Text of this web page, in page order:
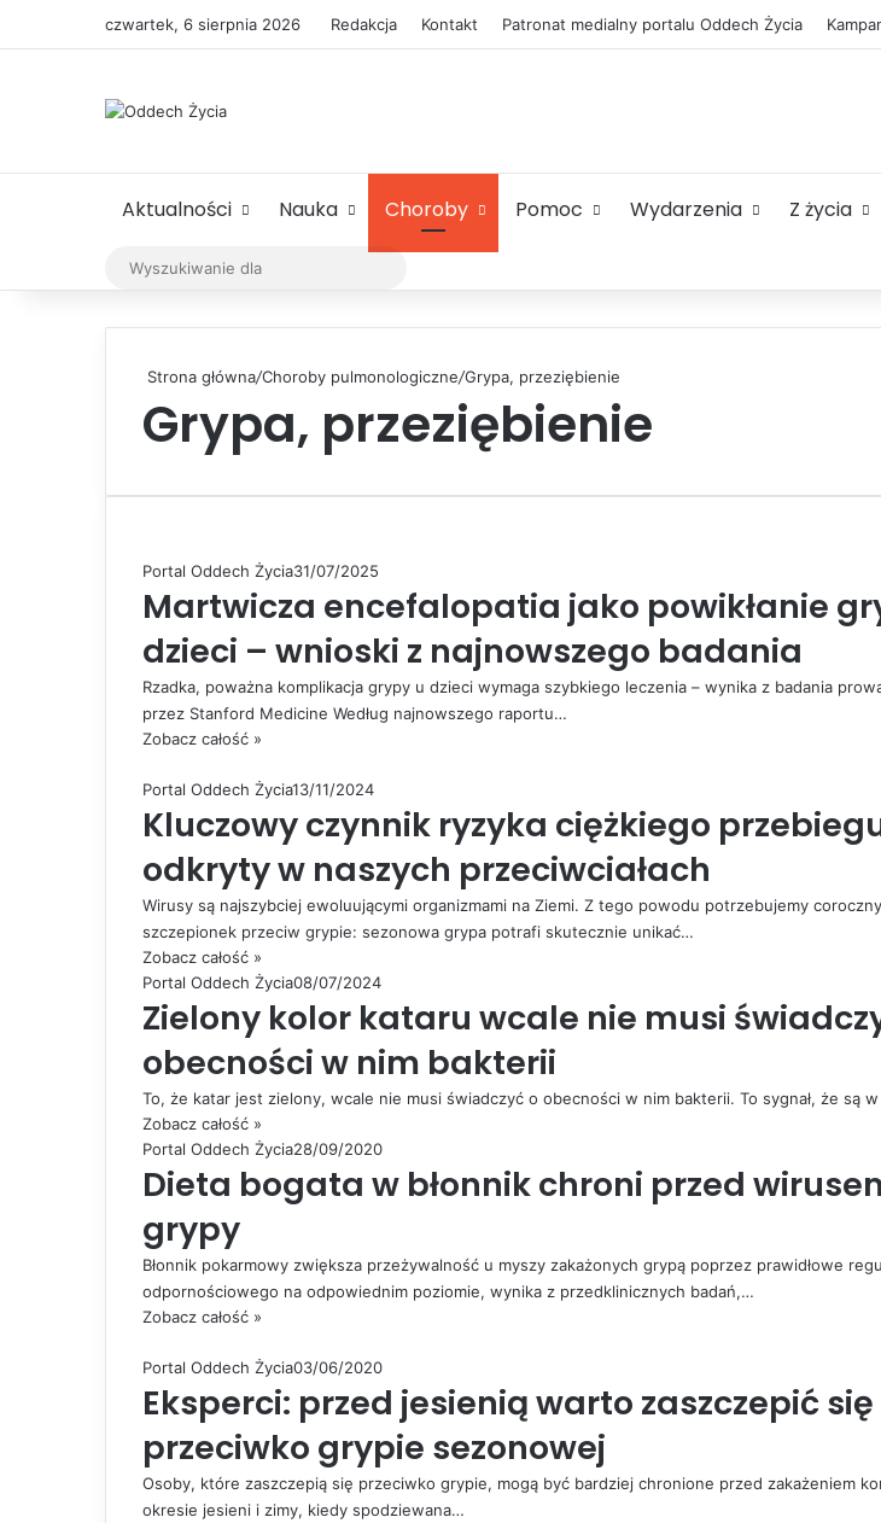
czwartek, 6 sierpnia 2026 Redakcja Kontakt Patronat medialny portalu Oddech Życia
Aktualności Nauka Choroby Pomoc Wydarzenia Z życia
Strona główna/Choroby pulmonologiczne/Grypa, przeziębienie
Grypa, przeziębienie
Portal Oddech Życia31/07/2025
Martwicza encefalopatia jako powikłanie
dzieci – wnioski z najnowszego badania
Rzadka, poważna komplikacja grypy u dzieci wymaga szybkiego leczenia – wynika z badania
przez Stanford Medicine Według najnowszego raportu…
Zobacz całość »
Portal Oddech Życia13/11/2024
Kluczowy czynnik ryzyka ciężkiego
odkryty w naszych przeciwciałach
Wirusy są najszybciej ewoluującymi organizmami na Ziemi. Z tego powodu potrzebujemy
szczepionek przeciw grypie: sezonowa grypa potrafi skutecznie unikać…
Zobacz całość »
Portal Oddech Życia08/07/2024
Zielony kolor kataru wcale nie musi
obecności w nim bakterii
To, że katar jest zielony, wcale nie musi świadczyć o obecności w nim bakterii. To sygnał, że są
Zobacz całość »
Portal Oddech Życia28/09/2020
Dieta bogata w błonnik chroni przed
grypy
Błonnik pokarmowy zwiększa przeżywalność u myszy zakażonych grypą poprzez prawidłowe
odpornościowego na odpowiednim poziomie, wynika z przedklinicznych badań,…
Zobacz całość »
Portal Oddech Życia03/06/2020
Eksperci: przed jesienią warto zaszczepić się
przeciwko grypie sezonowej
Osoby, które zaszczepią się przeciwko grypie, mogą być bardziej chronione przed zakażeniem
okresie jesieni i zimy, kiedy spodziewana…